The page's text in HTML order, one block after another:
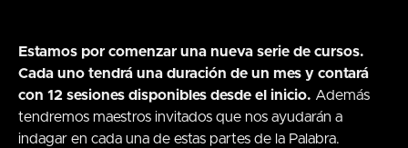
Estamos por comenzar una nueva serie de cursos.
Cada uno tendrá una duración de un mes y contará
con 12 sesiones disponibles desde el inicio. Además
tendremos maestros invitados que nos ayudarán a
indagar en cada una de estas partes de la Palabra.